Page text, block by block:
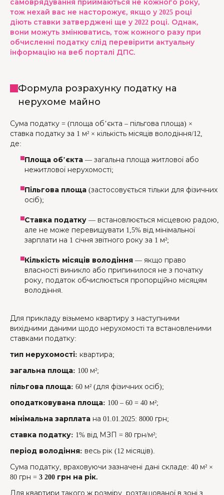
самоврядування приймаються не кожного року,
тож нехай вас не насторожує, якщо у 2025 році
діють ставки затверджені ще у 2022 році. Однак,
вони можуть змінюватись, тож кожного разу при
обчисленні податку слід перевірити актуальну
інформацію на веб порталі ДПС.
Формула розрахунку податку на
нерухоме майно
Сума податку = (площа об’єкта – пільгова площа) ×
ставка податку за 1 м² × кількість місяців володіння/12,
де:
Площа об’єкта — загальна площа житлової або
нежитлової нерухомості;
Пільгова площа (застосовується тільки для фізичних
осіб);
Ставка податку — встановлюється місцевою радою,
але не може перевищувати 1,5% від мінімальної
зарплати на 1 січня звітного року за 1 м²;
Кількість місяців володіння — якщо право
власності виникло або припинилося не з початку
року, податок обчислюється пропорційно місяцям
володіння.
Для прикладу візьмемо квартиру з наступними
вихідними даними щодо нерухомості та встановленими
ставками податку:
тип нерухомості: квартира;
загальна площа: 100 м²;
пільгова площа: 60 м² (для фізичних осіб);
оподатковувана площа: 100 – 60 = 40 м²;
мінімальна зарплата на 01.01.2025: 8000 грн;
ставка податку: 1% від МЗП = 80 грн/м²;
період володіння: весь рік (12 місяців).
Сума податку, враховуючи зазначені дані складе: 40 м² ×
80 грн = 3 200 грн на рік.
Для квартири такого ж розміру, розташованої в зоні з